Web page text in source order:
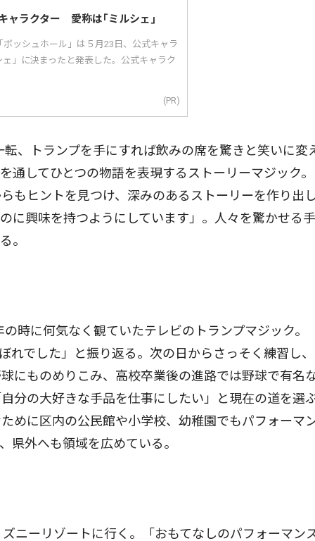
ャラクター 愛称は｢ミルシェ｣
ッシュホール」は５月23日、公式キャラ
」に決まったと発表した。公式キャラク
(PR)
トランプを手にすれば飲みの席を驚きと笑いに変
通してひとつの物語を表現するストーリーマジック
もヒントを見つけ、深みのあるストーリーを作り出
に興味を持つようにしています」。人々を驚かせる
。
に何気なく観ていたテレビのトランプマジック。
れでした」と振り返る。次の日からさっそく練習し
にものめりこみ、高校卒業後の進路では野球で有名
分の大好きな手品を仕事にしたい」と現在の道を選
めに区内の公民館や小学校、幼稚園でもパフォーマ
県外へも領域を広めている。
ーリゾートに行く。「おもてなしのパフォーマン